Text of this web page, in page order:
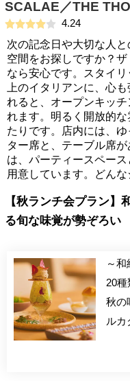
SCALAE／THE
4.24
次の記念日や大切な人
空間をお探しですか？ザ
なら安心です。スタイ
上のイタリアンに、心
れると、オープンキッ
れます。明るく開放的
たりです。店内には、
ター席と、テーブル席
は、パーティースペー
用意しています。どんな
【秋ランチ会プラン
る旬な味覚が勢ぞろい
～
20
秋の
ルカ
ま